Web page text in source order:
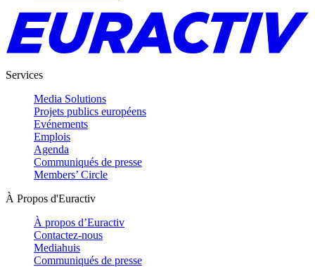
Services
Media Solutions
Projets publics européens
Evénements
Emplois
Agenda
Communiqués de presse
Members’ Circle
À Propos d'Euractiv
À propos d’Euractiv
Contactez-nous
Mediahuis
Communiqués de presse